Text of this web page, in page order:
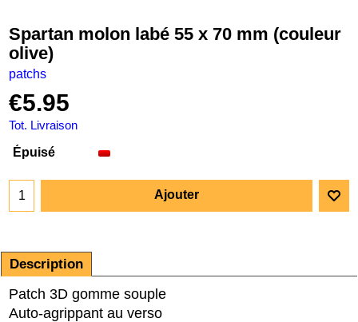
Spartan molon labé 55 x 70 mm (couleur
olive)
patchs
€5.95
Tot. Livraison
Épuisé
Ajouter
Description
Patch 3D gomme souple
Auto-agrippant au verso